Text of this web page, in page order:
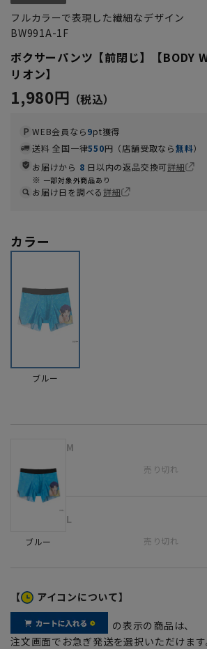
フルカラーで表現した繊細なデザイン
BW991A-1F
ボクサーパンツ【前閉じ】【BODY
リオン】
1,980円
WEB会員なら9pt獲得
送料 全国一律550円（店舗受取なら無料）
お届けから 8 日以内の返品交換可詳細
一部対象外商品あり
お届け日を調べる詳細
カラー
ブルー
ブルー
M
売り切れ
L
売り切れ
【 アイコンについて】
の表示の商品は、
注文画面でお急ぎ発送を選択いただけます